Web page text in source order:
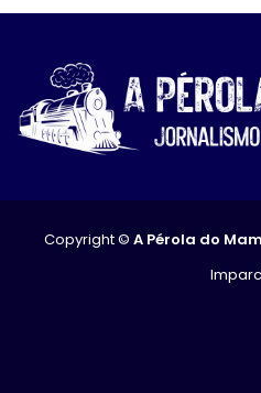
Copyright © A Pérola do